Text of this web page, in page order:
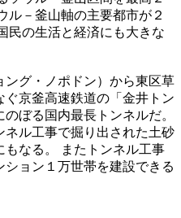
ル－釜山軸の主要都市が２
民の生活と経済にも大きな
グ・ノポドン）から東区草
京釜高速鉄道の「金井トン
ぼる国内最長トンネルだ。
ネル工事で掘り出された土砂
なる。 またトンネル工事
ョン１万世帯を建設できる